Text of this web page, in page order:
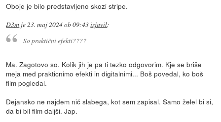
Oboje je bilo predstavljeno skozi stripe.
D3m je 23. maj 2024 ob 09:43izjavil:
So praktični efekti????
Ma. Zagotovo so. Kolik jih je pa ti tezko odgovorim. Kje se briše
meja med prakticnimo efekti in digitalnimi... Boš povedal, ko boš
film pogledal.
Dejansko ne najdem nič slabega, kot sem zapisal. Samo želel bi si,
da bi bil film daljši. Jap.